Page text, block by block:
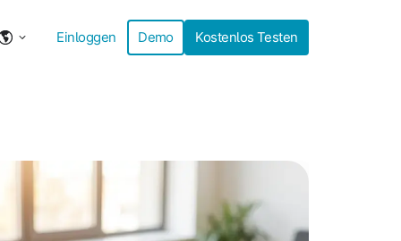
Einloggen Demo Kostenlos Testen